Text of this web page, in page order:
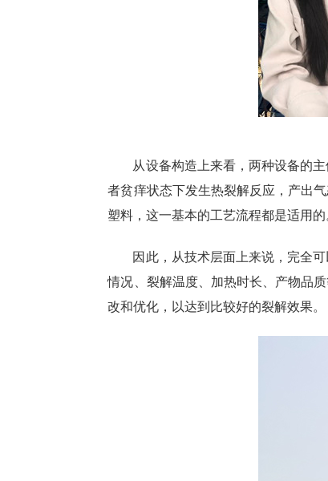
从设备构造上来看，两种设备的
者贫痒状态下发生热裂解反应，产出
塑料，这一基本的工艺流程都是适用的
因此，从技术层面上来说，完全
情况、裂解温度、加热时长、产物品
改和优化，以达到比较好的裂解效果。